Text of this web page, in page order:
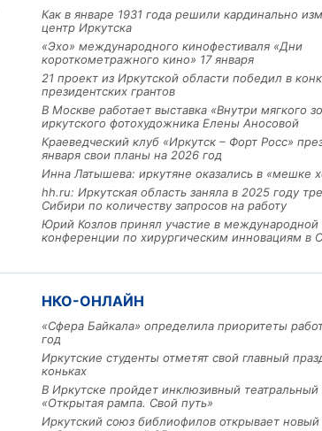
Как в январе 1931 года решили кардинально
центр Иркутска
«Эхо» международного кинофестиваля «Дни
короткометражного кино» 17 января
21 проект из Иркутской области победил в
президентских грантов
В Москве работает выставка «Внутри мягкого
иркутского фотохудожника Елены Аносовой
Краеведческий клуб «Иркутск – Форт Росс»
января свои планы на 2026 год
Инна Латышева: иркутяне оказались в «мешке
hh.ru: Иркутская область заняла в 2025 году
Сибири по количеству запросов на работу
Юрий Козлов принял участие в международной
конференции по хирургическим инновациям в
НКО-ОНЛАЙН
«Сфера Байкала» определила приоритеты
год
Иркутские студенты отметят свой главный
коньках
В Иркутске пройдет инклюзивный театральный
«Открытая рампа. Свой путь»
Иркутский союз библиофилов открывает новый
Льготный заём в 9